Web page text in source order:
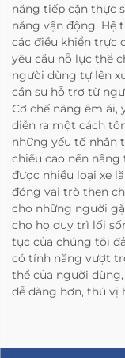
năng tiếp cận thực
năng vận động. Hệ
các điều khiển trực
yêu cầu nỗ lực thể
người dùng tự lên
cần sự hỗ trợ từ
Cơ chế nâng êm
diễn ra một cách
những yếu tố nhân
chiều cao nền
được nhiều loại xe
đóng vai trò then
cho những người
cho họ duy trì lối
tục của chúng tôi
có tính năng vượt
thể của người
dễ dàng hơn, thú vị